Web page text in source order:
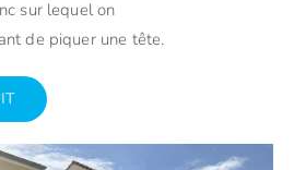
sur lequel on
de piquer une tête.